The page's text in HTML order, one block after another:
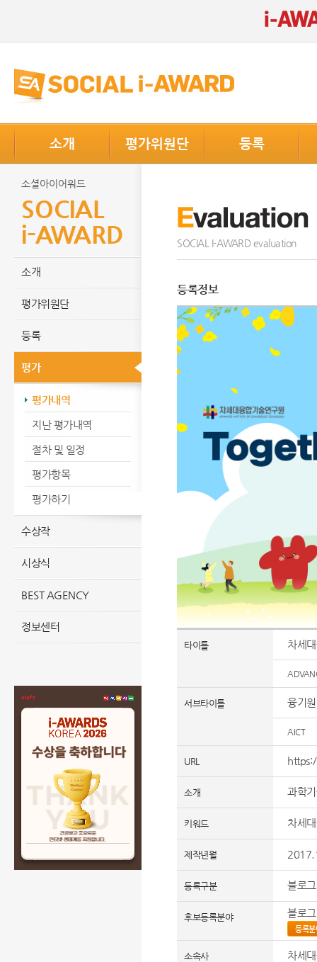
소개 평가위원단 등록
SOCIAL I-AWARD evaluation
등록정보
타이틀 차세
서브타이틀 융기원
AICT
URL
소개 과학
키워드 차세
제작년월
등록구분 블로그
후보등록분야 블로
등록분
소속사 차세
소셜아이어워드
SOCIAL
i-AWARD
소개
평가위원단
등록
평가
평가내역
지난 평가내역
절차 및 일정
평가항목
평가하기
수상작
시상식
BEST AGENCY
정보센터